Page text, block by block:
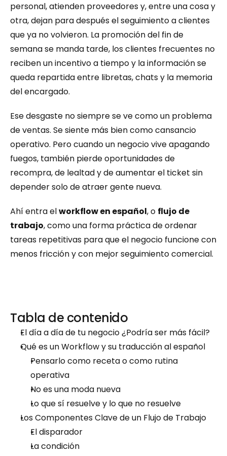
personal, atienden proveedores y, entre una cosa y
otra, dejan para después el seguimiento a clientes
que ya no volvieron. La promoción del fin de
semana se manda tarde, los clientes frecuentes no
reciben un incentivo a tiempo y la información se
queda repartida entre libretas, chats y la memoria
del encargado.
Ese desgaste no siempre se ve como un problema
de ventas. Se siente más bien como cansancio
operativo. Pero cuando un negocio vive apagando
fuegos, también pierde oportunidades de
recompra, de lealtad y de aumentar el ticket sin
depender solo de atraer gente nueva.
Ahí entra el workflow en español, o flujo de
trabajo, como una forma práctica de ordenar
tareas repetitivas para que el negocio funcione con
menos fricción y con mejor seguimiento comercial.
Tabla de contenido
El día a día de tu negocio ¿Podría ser más fácil?
Qué es un Workflow y su traducción al español
Pensarlo como receta o como rutina
operativa
No es una moda nueva
Lo que sí resuelve y lo que no resuelve
Los Componentes Clave de un Flujo de Trabajo
El disparador
La condición